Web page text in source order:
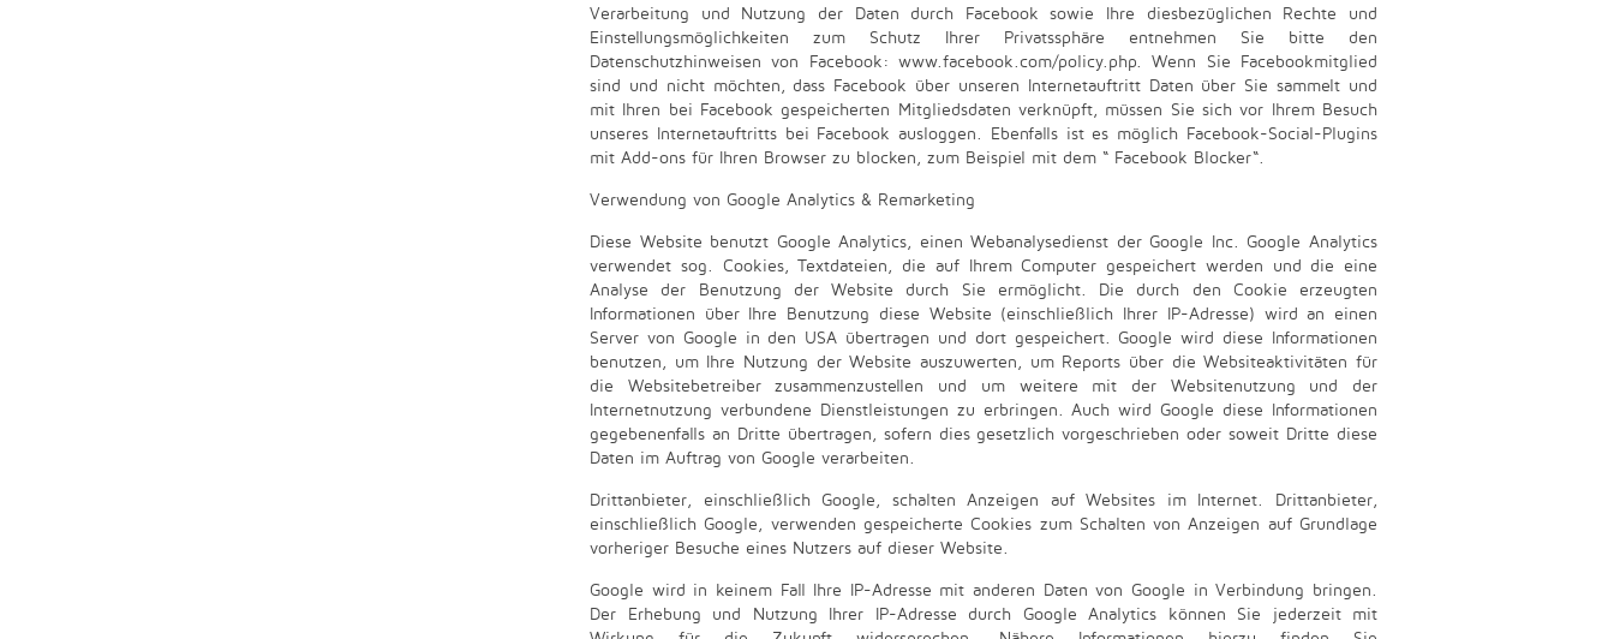
Verarbeitung und Nutzung der Daten durch Facebook sowie Ihre diesbezüglichen Rechte und
Einstellungsmöglichkeiten zum Schutz Ihrer Privatssphäre entnehmen Sie bitte den
Datenschutzhinweisen von Facebook: www.facebook.com/policy.php. Wenn Sie Facebookmitglied
sind und nicht möchten, dass Facebook über unseren Internetauftritt Daten über Sie sammelt und
mit Ihren bei Facebook gespeicherten Mitgliedsdaten verknüpft, müssen Sie sich vor Ihrem Besuch
unseres Internetauftritts bei Facebook ausloggen. Ebenfalls ist es möglich Facebook-Social-Plugins
mit Add-ons für Ihren Browser zu blocken, zum Beispiel mit dem “ Facebook Blocker“.
Verwendung von Google Analytics & Remarketing
Diese Website benutzt Google Analytics, einen Webanalysedienst der Google Inc. Google Analytics
verwendet sog. Cookies, Textdateien, die auf Ihrem Computer gespeichert werden und die eine
Analyse der Benutzung der Website durch Sie ermöglicht. Die durch den Cookie erzeugten
Informationen über Ihre Benutzung diese Website (einschließlich Ihrer IP-Adresse) wird an einen
Server von Google in den USA übertragen und dort gespeichert. Google wird diese Informationen
benutzen, um Ihre Nutzung der Website auszuwerten, um Reports über die Websiteaktivitäten für
die Websitebetreiber zusammenzustellen und um weitere mit der Websitenutzung und der
Internetnutzung verbundene Dienstleistungen zu erbringen. Auch wird Google diese Informationen
gegebenenfalls an Dritte übertragen, sofern dies gesetzlich vorgeschrieben oder soweit Dritte diese
Daten im Auftrag von Google verarbeiten.
Drittanbieter, einschließlich Google, schalten Anzeigen auf Websites im Internet. Drittanbieter,
einschließlich Google, verwenden gespeicherte Cookies zum Schalten von Anzeigen auf Grundlage
vorheriger Besuche eines Nutzers auf dieser Website.
Google wird in keinem Fall Ihre IP-Adresse mit anderen Daten von Google in Verbindung bringen.
Der Erhebung und Nutzung Ihrer IP-Adresse durch Google Analytics können Sie jederzeit mit